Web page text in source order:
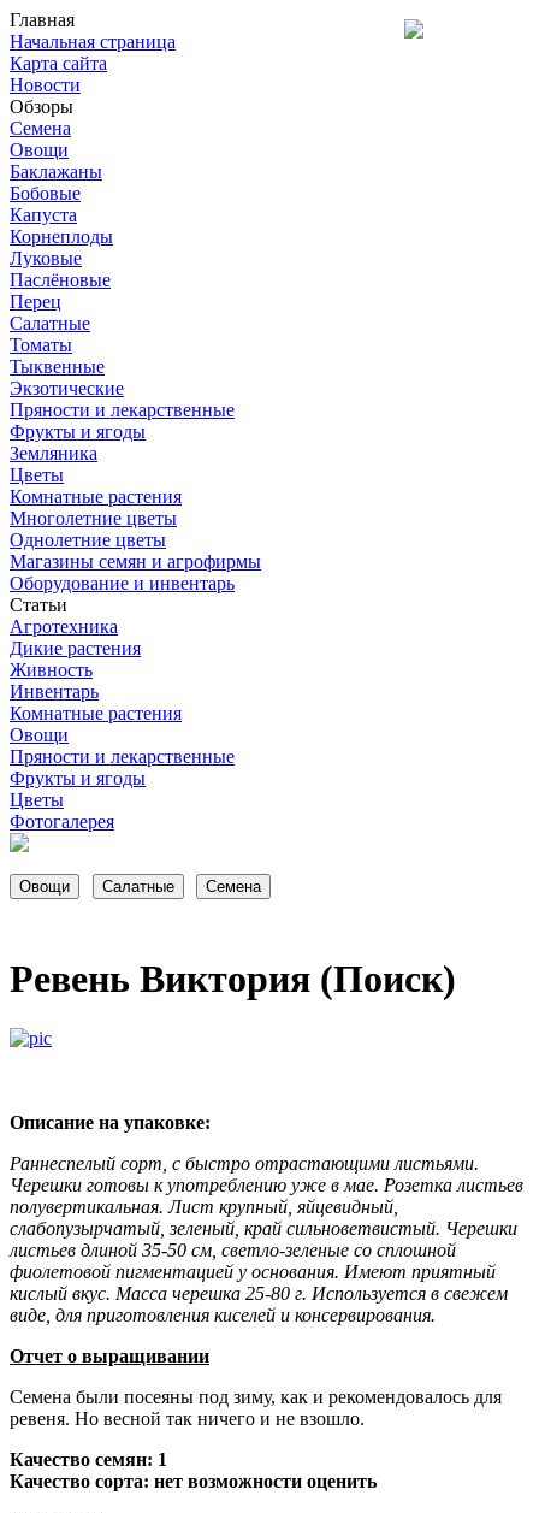
Главная
Начальная страница
Карта сайта
Новости
Обзоры
Семена
Овощи
Баклажаны
Бобовые
Капуста
Корнеплоды
Луковые
Паслёновые
Перец
Салатные
Томаты
Тыквенные
Экзотические
Пряности и лекарственные
Фрукты и ягоды
Земляника
Цветы
Комнатные растения
Многолетние цветы
Однолетние цветы
Магазины семян и агрофирмы
Оборудование и инвентарь
Статьи
Агротехника
Дикие растения
Живность
Инвентарь
Комнатные растения
Овощи
Пряности и лекарственные
Фрукты и ягоды
Цветы
Фотогалерея
Ревень Виктория (Поиск)
Описание на упаковке:
Раннеспелый сорт, с быстро отрастающими листьями.
Черешки готовы к употреблению уже в мае. Розетка листьев
полувертикальная. Лист крупный, яйцевидный,
слабопузырчатый, зеленый, край сильноветвистый. Черешки
листьев длиной 35-50 см, светло-зеленые со сплошной
фиолетовой пигментацией у основания. Имеют приятный
кислый вкус. Масса черешка 25-80 г. Используется в свежем
виде, для приготовления киселей и консервирования.
Отчет о выращивании
Семена были посеяны под зиму, как и рекомендовалось для
ревеня. Но весной так ничего и не взошло.
Качество семян: 1
Качество сорта: нет возможности оценить